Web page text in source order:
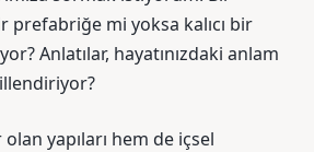
prefabriğe mi yoksa kalıcı bir
Anlatılar, hayatınızdaki anlam
yapıları hem de içsel